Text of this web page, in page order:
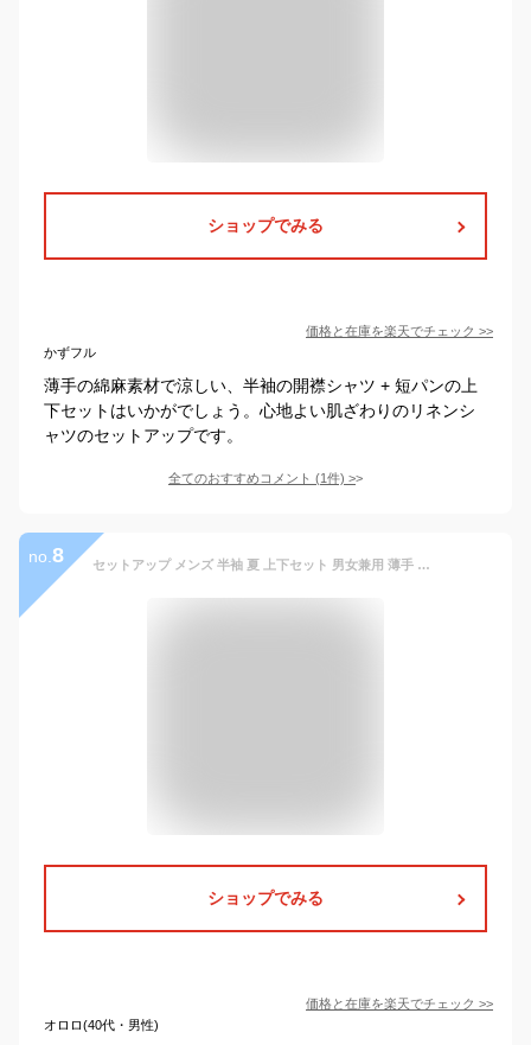
ショップでみる
価格と在庫を楽天でチェック >>
かずフル
薄手の綿麻素材で涼しい、半袖の開襟シャツ + 短パンの上
下セットはいかがでしょう。心地よい肌ざわりのリネンシ
ャツのセットアップです。
全てのおすすめコメント (1件) >
no. 8 セットアップ メンズ 半袖 夏 上下セット 男女兼用 薄手 レディース 半袖シャツ 短パン 大きいサイズ カジュアル 涼しい 夏物
ショップでみる
価格と在庫を楽天でチェック >>
オロロ(40代・男性)